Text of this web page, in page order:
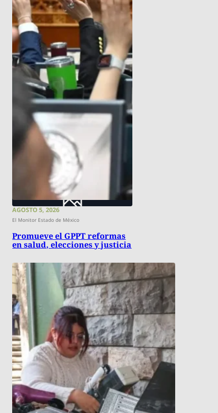
AGOSTO 5, 2026
El Monitor Estado de México
Promueve el GPPT reformas
en salud, elecciones y justicia